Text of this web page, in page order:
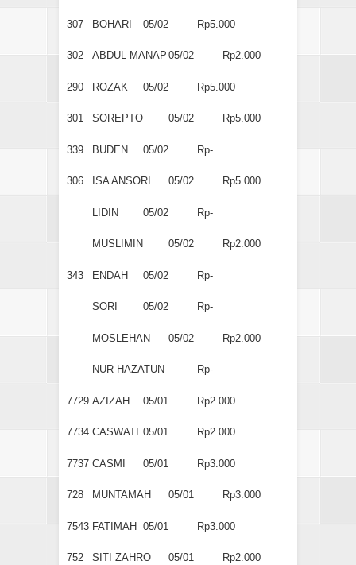
307 BOHARI 05/02 Rp5.000
302 ABDUL MANAP 05/02 Rp2.000
290 ROZAK 05/02 Rp5.000
301 SOREPTO 05/02 Rp5.000
339 BUDEN 05/02 Rp-
306 ISA ANSORI 05/02 Rp5.000
LIDIN 05/02 Rp-
MUSLIMIN 05/02 Rp2.000
343 ENDAH 05/02 Rp-
SORI 05/02 Rp-
MOSLEHAN 05/02 Rp2.000
NUR HAZATUN Rp-
7729 AZIZAH 05/01 Rp2.000
7734 CASWATI 05/01 Rp2.000
7737 CASMI 05/01 Rp3.000
728 MUNTAMAH 05/01 Rp3.000
7543 FATIMAH 05/01 Rp3.000
752 SITI ZAHRO 05/01 Rp2.000